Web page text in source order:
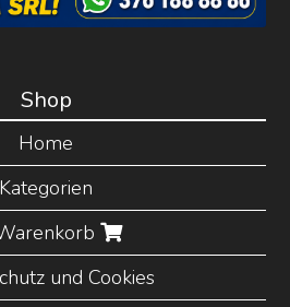
Shop
Home
Kategorien
und Cookies